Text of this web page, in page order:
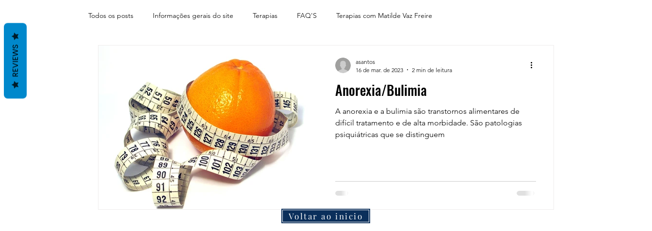
Todos os posts Informações gerais do site Terapias FAQ'S Terapias com Matilde Vaz Freire
Anorexia/Bulimia
A anorexia e a bulimia são transtornos alimentares de
difícil tratamento e de alta morbidade. São patologias
psiquiátricas que se distinguem
asantos
16 de mar. de 2023
2 min de leitura
Voltar ao inicio
REVIEWS